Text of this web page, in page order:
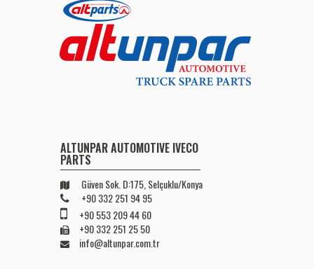
ALTUNPAR AUTOMOTIVE IVECO
PARTS
Güven Sok. D:175, Selçuklu/Konya
+90 332 251 94 95
+90 553 209 44 60
+90 332 251 25 50
info@altunpar.com.tr